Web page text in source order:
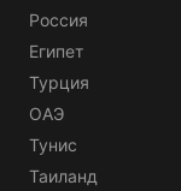
Россия
Египет
Турция
ОАЭ
Тунис
Таиланд